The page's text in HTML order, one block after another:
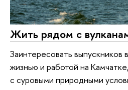
Жить рядом с
Заинтересовать выпускников
жизнью и работой на
с суровыми природными